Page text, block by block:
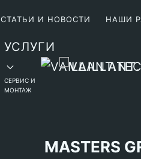
СТАТЬИ И НОВОСТИ НАШИ
УСЛУГИ
СЕРВИС И
МОНТАЖ
MASTERS